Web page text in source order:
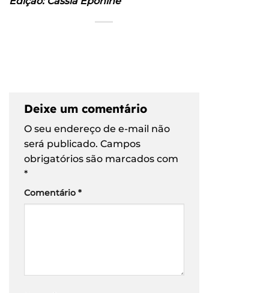
Deixe um comentário
O seu endereço de e-mail não
será publicado. Campos
obrigatórios são marcados com
*
Comentário *